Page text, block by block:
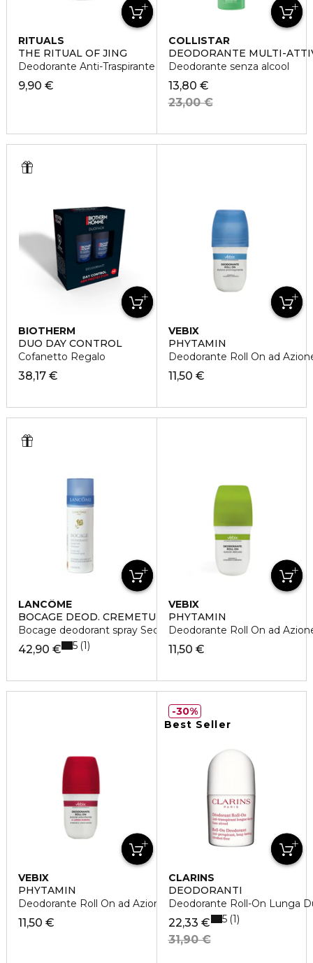
RITUALS
THE RITUAL OF JING
Deodorante Anti-Traspirante
9,90 €
COLLISTAR
DEODORANTE MULTI-
Deodorante senza alcool
13,80 €
23,00 €
BIOTHERM
DUO DAY CONTROL
Cofanetto Regalo
38,17 €
VEBIX
PHYTAMIN
Deodorante Roll On ad
11,50 €
LANCÔME
BOCAGE DEOD. CREMETU
Bocage deodorant spray Sec Douceur
42,90 € 5 1
VEBIX
PHYTAMIN
Deodorante Roll On ad
11,50 €
VEBIX
PHYTAMIN
Deodorante Roll On ad Azione Assorbente
11,50 €
Best Seller
CLARINS
DEODORANTI
Deodorante Roll-On Lunga
22,33 €
31,90 €
5 1
30%